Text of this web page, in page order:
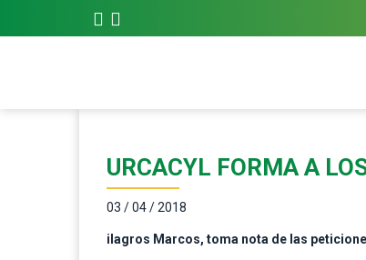
URCACYL FORMA A
03 / 04 / 2018
ilagros Marcos, toma nota de las